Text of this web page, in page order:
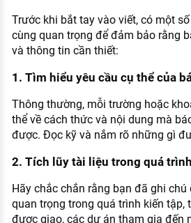
Trước khi bắt tay vào viết, có một
cùng quan trọng để đảm bảo rằng
và thông tin cần thiết:
1. Tìm hiểu yêu cầu cụ thể của
Thông thường, mỗi trường hoặc
thể về cách thức và nội dung mà
được. Đọc kỹ và nắm rõ những gì
2. Tích lũy tài liệu trong quá
Hãy chắc chắn rằng bạn đã ghi
quan trọng trong quá trình kiến tập,
được giao, các dự án tham gia đến